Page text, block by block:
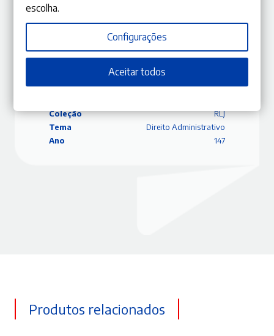
ISBN
9770870848071
Editora
Gestlegal
Edição
Novembro – Dezembro 2017
Coleção
RLJ
Tema
Direito Administrativo
Ano
147
Produtos relacionados
escolha.
Configurações
Aceitar todos